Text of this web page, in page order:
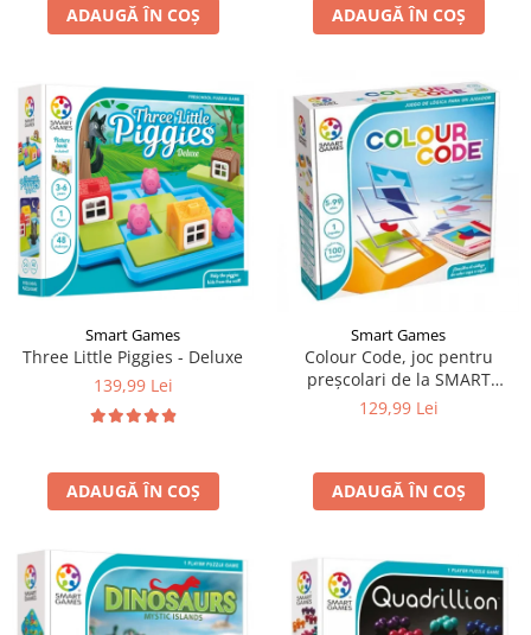
ADAUGĂ ÎN COȘ ADAUGĂ ÎN COȘ
Smart Games
Three Little Piggies - Deluxe
139,99 Lei
ADAUGĂ ÎN COȘ
Smart Games
Colour Code, joc pentru
preșcolari de la SMART
GAMES
129,99 Lei
ADAUGĂ ÎN COȘ